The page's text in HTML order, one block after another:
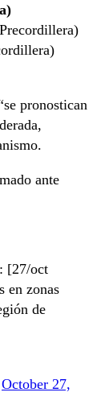
pronostican
ante
[27/oct
en zonas
de
October 27,